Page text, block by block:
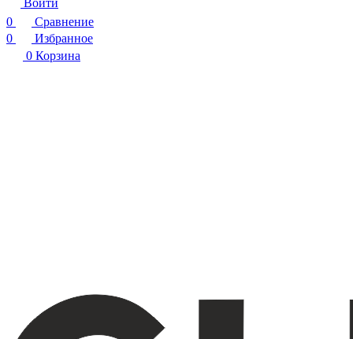
Войти
0
Сравнение
0
Избранное
0 Корзина